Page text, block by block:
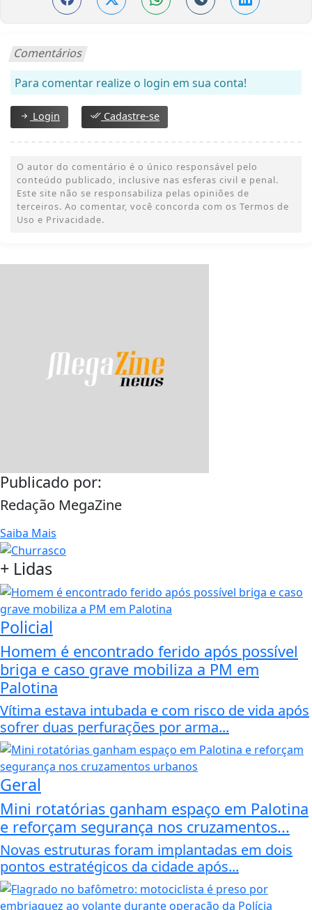
Comentários
Para comentar realize o login em sua conta!
Login Cadastre-se
O autor do comentário é o único responsável pelo
conteúdo publicado, inclusive nas esferas civil e penal.
Este site não se responsabiliza pelas opiniões de
terceiros. Ao comentar, você concorda com os Termos de
Uso e Privacidade.
Publicado por:
Redação MegaZine
Saiba Mais
+ Lidas
Policial
Homem é encontrado ferido após possível
briga e caso grave mobiliza a PM em
Palotina
Vítima estava intubada e com risco de vida após
sofrer duas perfurações por arma...
Geral
Mini rotatórias ganham espaço em Palotina
e reforçam segurança nos cruzamentos...
Novas estruturas foram implantadas em dois
pontos estratégicos da cidade após...